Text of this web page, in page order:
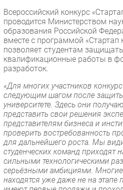
Всероссийский конкурс
проводится Министерством
образования Российской
вместе с программой «Стартап
позволяет студентам
квалификационные работы в
разработок.
«Для многих участников
следующим шагом после защиты
университете. Здесь они
представить свои решения
представителям бизнеса и
проверить востребованность
для дальнейшего роста. Мы
студенческих команд приходят
сильными технологическими
серьёзными амбициями.
находятся уже даже не на этапе